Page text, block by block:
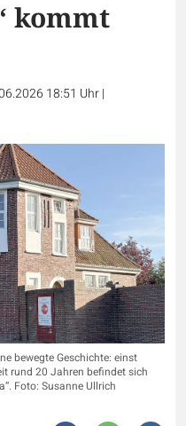
kommt
18:51 Uhr|
bewegte Geschichte: einst
rund 20 Jahren befindet sich
Foto: Susanne Ullrich